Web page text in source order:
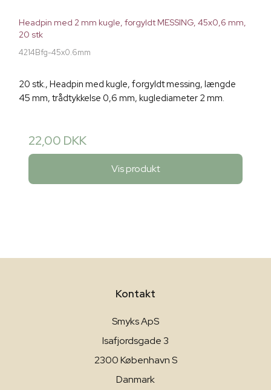
Headpin med 2 mm kugle, forgyldt MESSING, 45x0,6 mm,
20 stk
4214Bfg-45x0.6mm
20 stk., Headpin med kugle, forgyldt messing, længde
45 mm, trådtykkelse 0,6 mm, kuglediameter 2 mm.
22,00 DKK
Vis produkt
Kontakt
Smyks ApS
Isafjordsgade 3
2300 København S
Danmark